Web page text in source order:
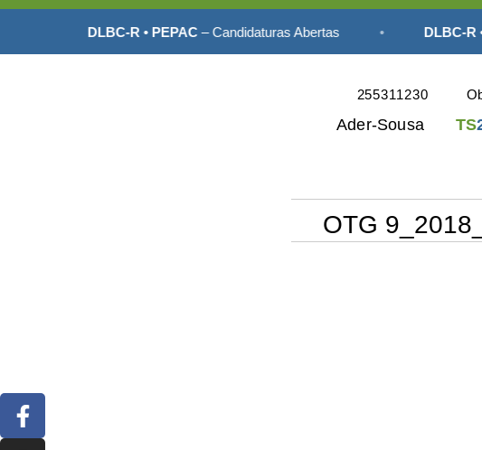
DLBC-R • PEPAC– Candidaturas Abertas DLBC-R •
255311230
Ader-Sousa TS
OTG